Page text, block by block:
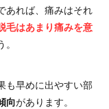
あれば、痛みはそれ
毛はあまり痛みを意
。
も早めに出やすい部
向があります。